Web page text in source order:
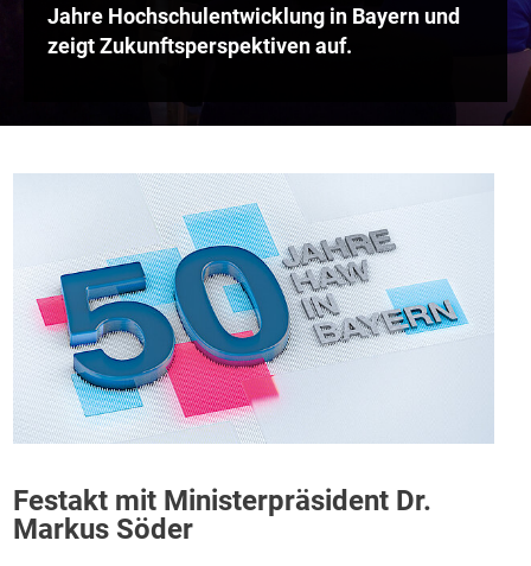
Jahre Hochschulentwicklung in Bayern und
zeigt Zukunftsperspektiven auf.
Festakt mit Ministerpräsident Dr.
Markus Söder